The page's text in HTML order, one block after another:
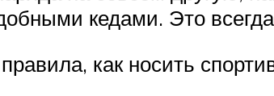
кедами. Это
как носить